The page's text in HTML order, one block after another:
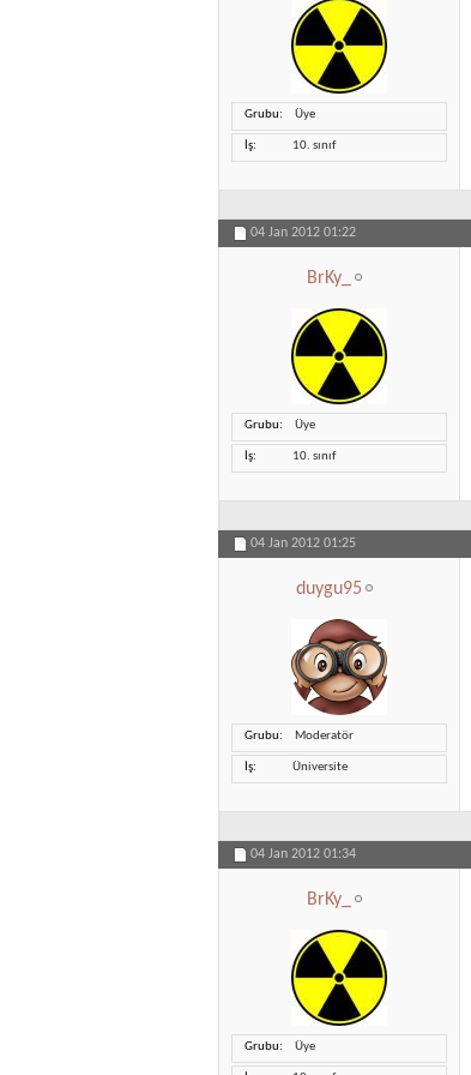
Grubu Üye
İş 10. sınıf
04 Jan 2012 01:22
BrKy_
Grubu Üye
İş 10. sınıf
04 Jan 2012 01:25
duygu95
Grubu Moderatör
İş Üniversite
04 Jan 2012 01:34
BrKy_
Grubu Üye